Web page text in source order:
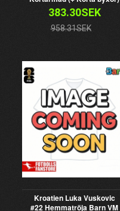
383.30SEK
958.31SEK
Kroatien Luka Vuskovic
#22 Hemmatröja Barn VM